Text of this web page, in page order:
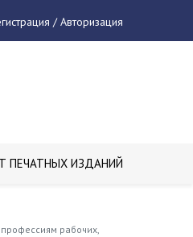
/ Авторизация
ПЕЧАТНЫХ ИЗДАНИЙ
рабочих,